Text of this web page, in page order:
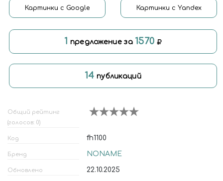
Картинки с Google
Картинки с Yandex
1 предложение за 1570
14 публикаций
Общий рейтинг
(голосов: 0)
Код fh1100
Бренд NONAME
Обновлено 22.10.2025